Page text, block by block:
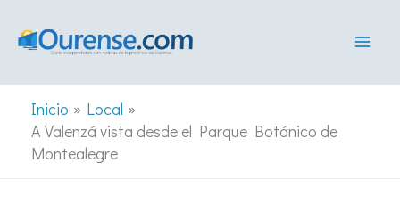
Inicio
Local
A Valenzá vista desde el Parque Botánico de
Montealegre